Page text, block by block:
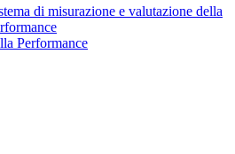
di misurazione e valutazione della
Performance